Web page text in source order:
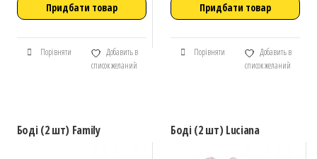
Придбати товар
Порівняти
Добавить в
список желаний
Придбати товар
Порівняти
Добавить в
список желаний
Боді (2 шт) Family Боді (2 шт) Luciana